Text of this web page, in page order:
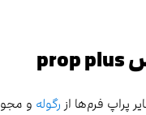
prop plus
پراپ فرم‌ها از رگوله و